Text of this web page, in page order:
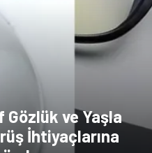
Gözlük ve Yaşla
İhtiyaçlarına